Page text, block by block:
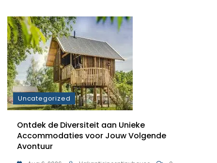
Uncategorized
Ontdek de Diversiteit aan Unieke
Accommodaties voor Jouw Volgende
Avontuur